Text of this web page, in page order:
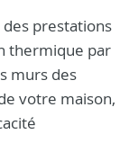
prestations
thermique par
murs des
votre maison,